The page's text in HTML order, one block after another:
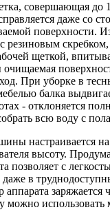
совершающая до
даже со
поверхности.
резиновым скребком,
щеткой,
очищаемая
При уборке в
балка
- отклоняется
всю воду с
настраивается на
высоту.
позволяет с
в
заряжается
можно использовать